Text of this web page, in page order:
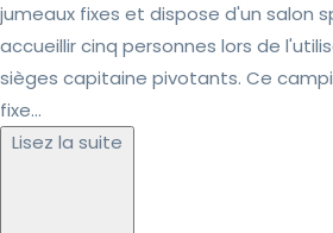
jumeaux fixes et dispose d'un salon
accueillir cinq personnes lors de
sièges capitaine pivotants. Ce
fixe...
Lisez la suite